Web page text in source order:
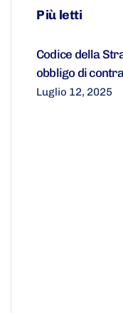
Più letti
Codice della
obbligo di
Luglio 12, 2025